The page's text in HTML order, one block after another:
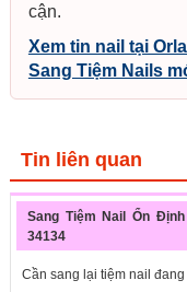
cận.
Xem tin nail tại
Sang Tiệm Nails
Tin liên quan
Sang Tiệm Nail Ổn
34134
Cần sang lại tiệm nail